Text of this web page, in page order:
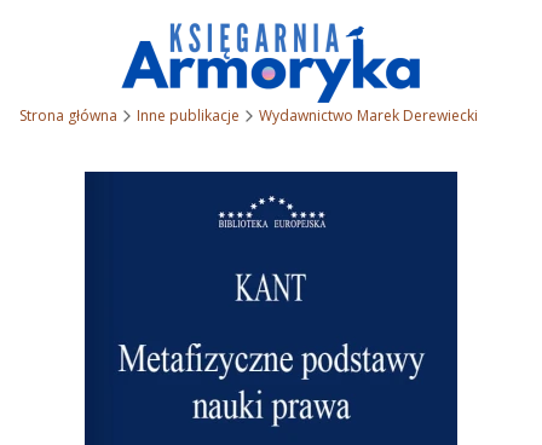
Strona główna Inne publikacje Wydawnictwo Marek Derewiecki